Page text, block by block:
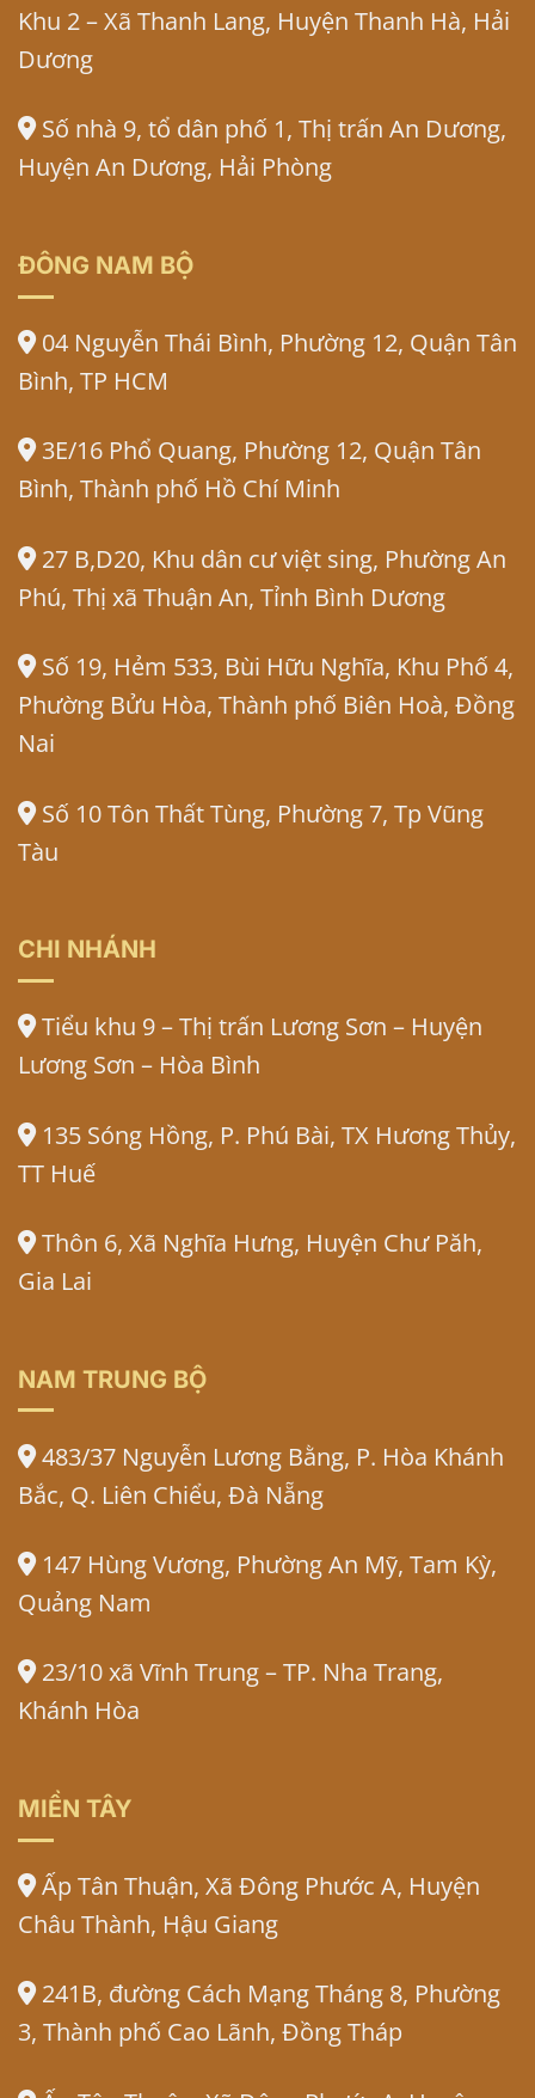
Khu 2 – Xã Thanh Lang, Huyện Thanh Hà, Hải
Dương
Số nhà 9, tổ dân phố 1, Thị trấn An Dương,
Huyện An Dương, Hải Phòng
ĐÔNG NAM BỘ
04 Nguyễn Thái Bình, Phường 12, Quận Tân
Bình, TP HCM
3E/16 Phổ Quang, Phường 12, Quận Tân
Bình, Thành phố Hồ Chí Minh
27 B,D20, Khu dân cư việt sing, Phường An
Phú, Thị xã Thuận An, Tỉnh Bình Dương
Số 19, Hẻm 533, Bùi Hữu Nghĩa, Khu Phố 4,
Phường Bửu Hòa, Thành phố Biên Hoà, Đồng
Nai
Số 10 Tôn Thất Tùng, Phường 7, Tp Vũng
Tàu
CHI NHÁNH
Tiểu khu 9 – Thị trấn Lương Sơn – Huyện
Lương Sơn – Hòa Bình
135 Sóng Hồng, P. Phú Bài, TX Hương Thủy,
TT Huế
Thôn 6, Xã Nghĩa Hưng, Huyện Chư Păh,
Gia Lai
NAM TRUNG BỘ
483/37 Nguyễn Lương Bằng, P. Hòa Khánh
Bắc, Q. Liên Chiểu, Đà Nẵng
147 Hùng Vương, Phường An Mỹ, Tam Kỳ,
Quảng Nam
23/10 xã Vĩnh Trung – TP. Nha Trang,
Khánh Hòa
MIỀN TÂY
Ấp Tân Thuận, Xã Đông Phước A, Huyện
Châu Thành, Hậu Giang
241B, đường Cách Mạng Tháng 8, Phường
3, Thành phố Cao Lãnh, Đồng Tháp